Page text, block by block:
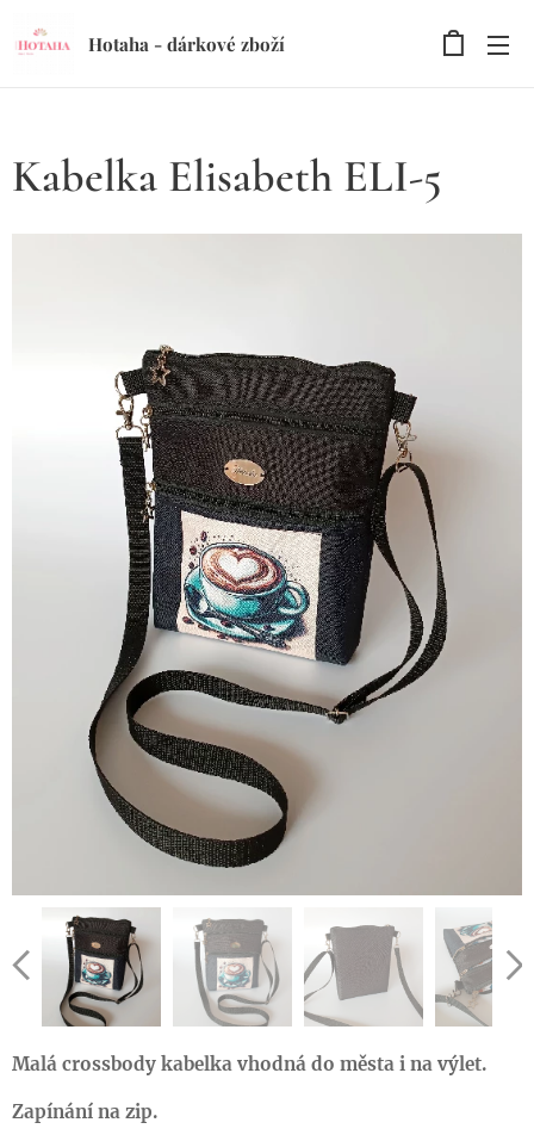
Hotaha - dárkové zboží
Kabelka Elisabeth ELI-5
Malá crossbody kabelka vhodná do města i na výlet.
Zapínání na zip.